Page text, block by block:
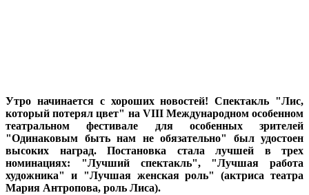
Утро начинается с хороших новостей! Спектакль "Лис,
который потерял цвет" на VIII Международном особенном
театральном фестивале для особенных зрителей
"Одинаковым быть нам не обязательно" был удостоен
высоких наград. Постановка стала лучшей в трех
номинациях: "Лучший спектакль", "Лучшая работа
художника" и "Лучшая женская роль" (актриса театра
Мария Антропова, роль Лиса).